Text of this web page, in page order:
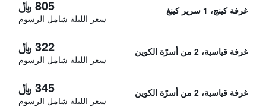
غرفة كينج، 1 سرير كينغ 805 ﷼
سعر الليلة شامل الرسوم
غرفة قياسية، 2 من أسرّة الكوين 322 ﷼
سعر الليلة شامل الرسوم
غرفة قياسية، 2 من أسرّة الكوين 345 ﷼
سعر الليلة شامل الرسوم